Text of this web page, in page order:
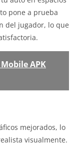
pone a prueba
del jugador, lo que
APK
mejorados, lo
visualmente.